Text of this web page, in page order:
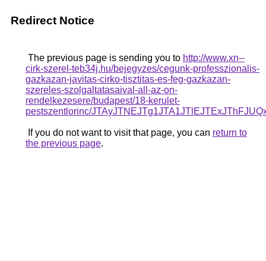
Redirect Notice
The previous page is sending you to http://www.xn--
cirk-szerel-teb34j.hu/bejegyzes/cegunk-professzionalis-
gazkazan-javitas-cirko-tisztitas-es-feg-gazkazan-
szereles-szolgaltatasaival-all-az-on-
rendelkezesere/budapest/18-kerulet-
pestszentlorinc/
If you do not want to visit that page, you can return to
the previous page.